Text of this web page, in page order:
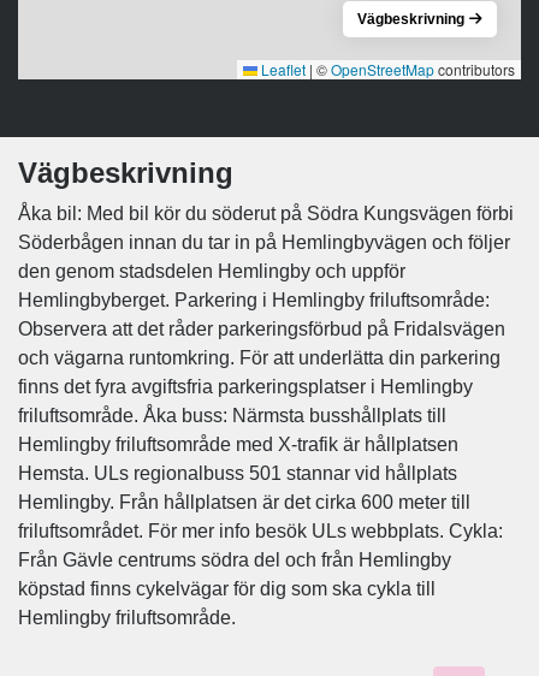
Leaflet | ©OpenStreetMapcontributors
Vägbeskrivning
Vägbeskrivning
Åka bil: Med bil kör du söderut på Södra Kungsvägen förbi
Söderbågen innan du tar in på Hemlingbyvägen och följer
den genom stadsdelen Hemlingby och uppför
Hemlingbyberget. Parkering i Hemlingby friluftsområde:
Observera att det råder parkeringsförbud på Fridalsvägen
och vägarna runtomkring. För att underlätta din parkering
finns det fyra avgiftsfria parkeringsplatser i Hemlingby
friluftsområde. Åka buss: Närmsta busshållplats till
Hemlingby friluftsområde med X-trafik är hållplatsen
Hemsta. ULs regionalbuss 501 stannar vid hållplats
Hemlingby. Från hållplatsen är det cirka 600 meter till
friluftsområdet. För mer info besök ULs webbplats. Cykla:
Från Gävle centrums södra del och från Hemlingby
köpstad finns cykelvägar för dig som ska cykla till
Hemlingby friluftsområde.